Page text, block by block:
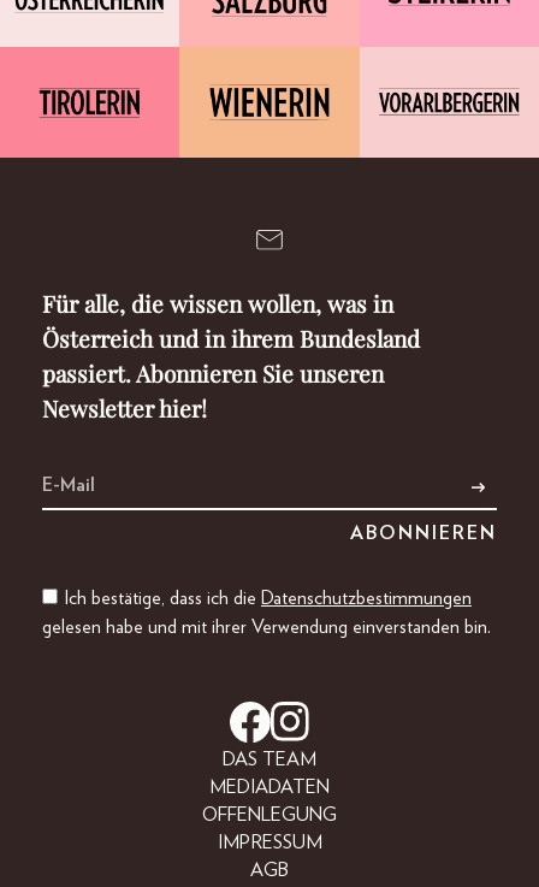
Für alle, die wissen wollen, was in
Österreich und in ihrem Bundesland
passiert. Abonnieren Sie unseren
Newsletter hier!
Ich bestätige, dass ich die Datenschutzbestimmungen
gelesen habe und mit ihrer Verwendung einverstanden bin.
DAS TEAM
MEDIADATEN
OFFENLEGUNG
IMPRESSUM
AGB